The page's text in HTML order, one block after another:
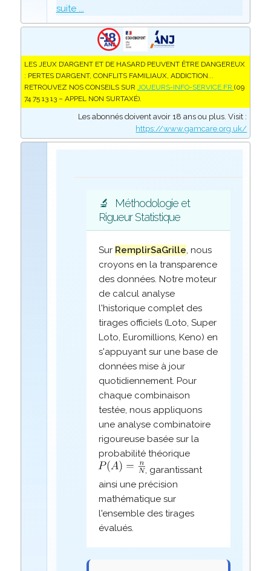
suite ...
LES JEUX D’ARGENT ET DE HASARD PEUVENT ÊTRE DANGEREUX
: PERTES D’ARGENT, CONFLITS FAMILIAUX, ADDICTION...
RETROUVEZ NOS CONSEILS SUR JOUEURS-INFO-SERVICE.FR (09
74 75 13 13 – APPEL NON SURTAXÉ).
Les abonnés doivent avoir 18 ans ou plus. Visit :
https://www.gamcare.org.uk/
🔬
Méthodologie et
Rigueur Statistique
Sur RemplirSaGrille, nous
croyons en la transparence
des données. Notre moteur
de calcul analyse
l'historique complet des
tirages officiels (Loto, Super
Loto, Euromillions, Keno) en
s'appuyant sur une base de
données mise à jour
quotidiennement. Pour
chaque combinaison
testée, nous appliquons
une analyse combinatoire
rigoureuse basée sur la
probabilité théorique
, garantissant
ainsi une précision
mathématique sur
l'ensemble des tirages
évalués.